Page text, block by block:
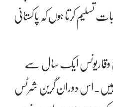
تسلیم کرتا ہوں کہ پاکستانی
ایک سال سے
ہیں۔اس دوران گرین شرٹس